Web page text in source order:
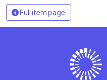
Full item page